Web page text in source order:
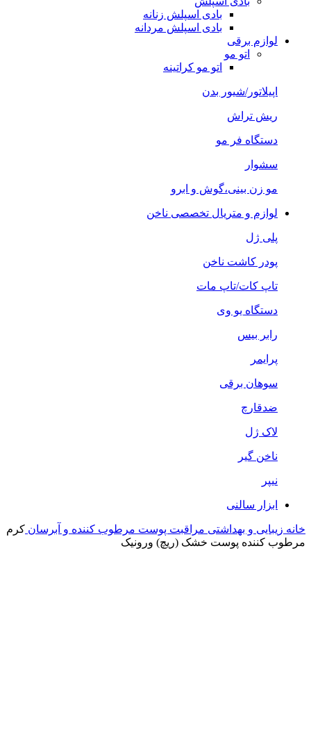
بادی اسپلش زنانه
بادی اسپلش مردانه
لوازم برقی
اتو مو
اتو مو کراتینه
اپیلاتور/شیور بدن
ریش تراش
دستگاه فر مو
سشوار
مو زن بینی،گوش و ابرو
لوازم و متریال تخصصی ناخن
پلی ژل
پودر کاشت ناخن
تاپ کات/تاپ مات
دستگاه یو وی
رابر بیس
پرایمر
سوهان برقی
ضدقارچ
لاک ژل
ناخن گیر
نیپر
ابزار سالنی
خانه زیبایی و بهداشتی مراقبت پوست مرطوب کننده و آبرسان کرم
مرطوب کننده پوست خشک (ریچ) ورونیک